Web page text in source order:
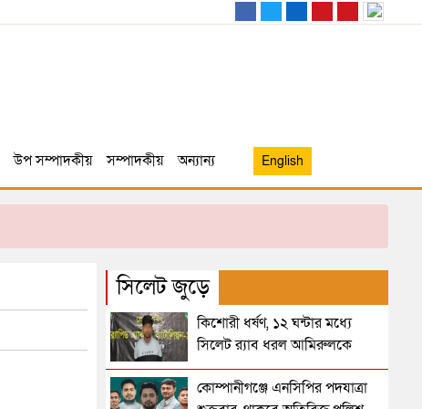
উপ সম্পাদকীয় সম্পাদকীয় অন্যান্য English
সিলেট জুড়ে
কিশোরী ধর্ষণ, ১২ ঘন্টার মধ্যে
সিলেট র‌্যাব ধরল আমিরুলকে
কোম্পানীগঞ্জে এনসিপির পদযাত্রা